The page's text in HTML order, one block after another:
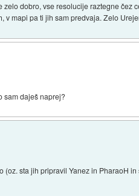
dobro, vse resolucije raztegne čez
v mapi pa ti jih sam predvaja. Zelo
sam daješ naprej?
sta jih pripravil Yanez in PharaoH